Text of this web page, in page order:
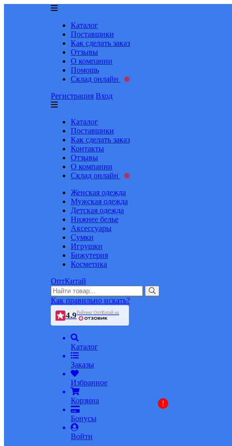
Каталог
Поставщики
Как сделать заказ
Отзывы
О компании
Помощь
Склад онлайн
Регистрация Вход
Каталог
Поставщики
Как сделать заказ
Контакты
Отзывы
О компании
Склад онлайн
Женская одежда
Мужская одежда
Детская одежда
Нижнее белье
Аксессуары
Сумки
Игрушки
Бижутерия
Косметика
ОптКитай
Как правильно искать?
4.9Рейтинг ОптКитай на
Каталог
Заказы
Избранное
Корзина
Бонусы
!
Войти